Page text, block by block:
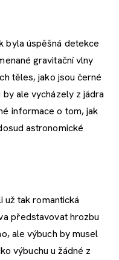
byla úspěšná detekce
gravitační vlny
těles, jako jsou černé
ale vycházely z jádra
informace o tom, jak
astronomické
už tak romantická
představovat hrozbu
ale výbuch by musel
výbuchu u žádné z